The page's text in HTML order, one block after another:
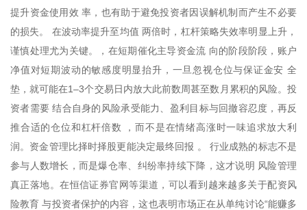
提升资金使用效 率，也有助于避免投资者因误解机制而产生不必要
的损失。 在波动率提升至均值 两倍时，杠杆策略失效率明显上升，
谨慎处理尤为关键。，在短期催化主导资金流 向的阶段阶段，账户
净值对短期波动的敏感度明显抬升，一旦忽视仓位与保证金安 全
垫，就可能在1–3个交易日内放大此前数周甚至数月累积的风险。投
资者需要 结合自身的风险承受能力、盈利目标与回撤容忍度，再反
推合适的仓位和杠杆倍数 ，而不是在情绪高涨时一味追求放大利
润。资金管理比择时择股更能决定最终回报 。 行业成熟的标志不是
参与人数增长，而是爆仓率、纠纷率持续下降，这才说明 风险管理
真正落地。在恒信证券官网等渠道，可以看到越来越多关于配资风
险教育 与投资者保护的内容，这也表明市场正在从单纯讨论“能赚多